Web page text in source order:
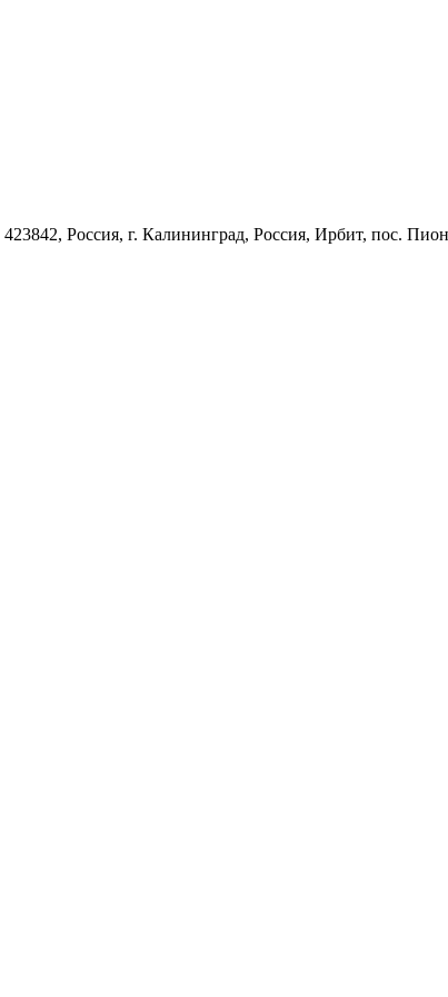
423842, Россия, г. Калининград, Россия, Ирбит, пос.